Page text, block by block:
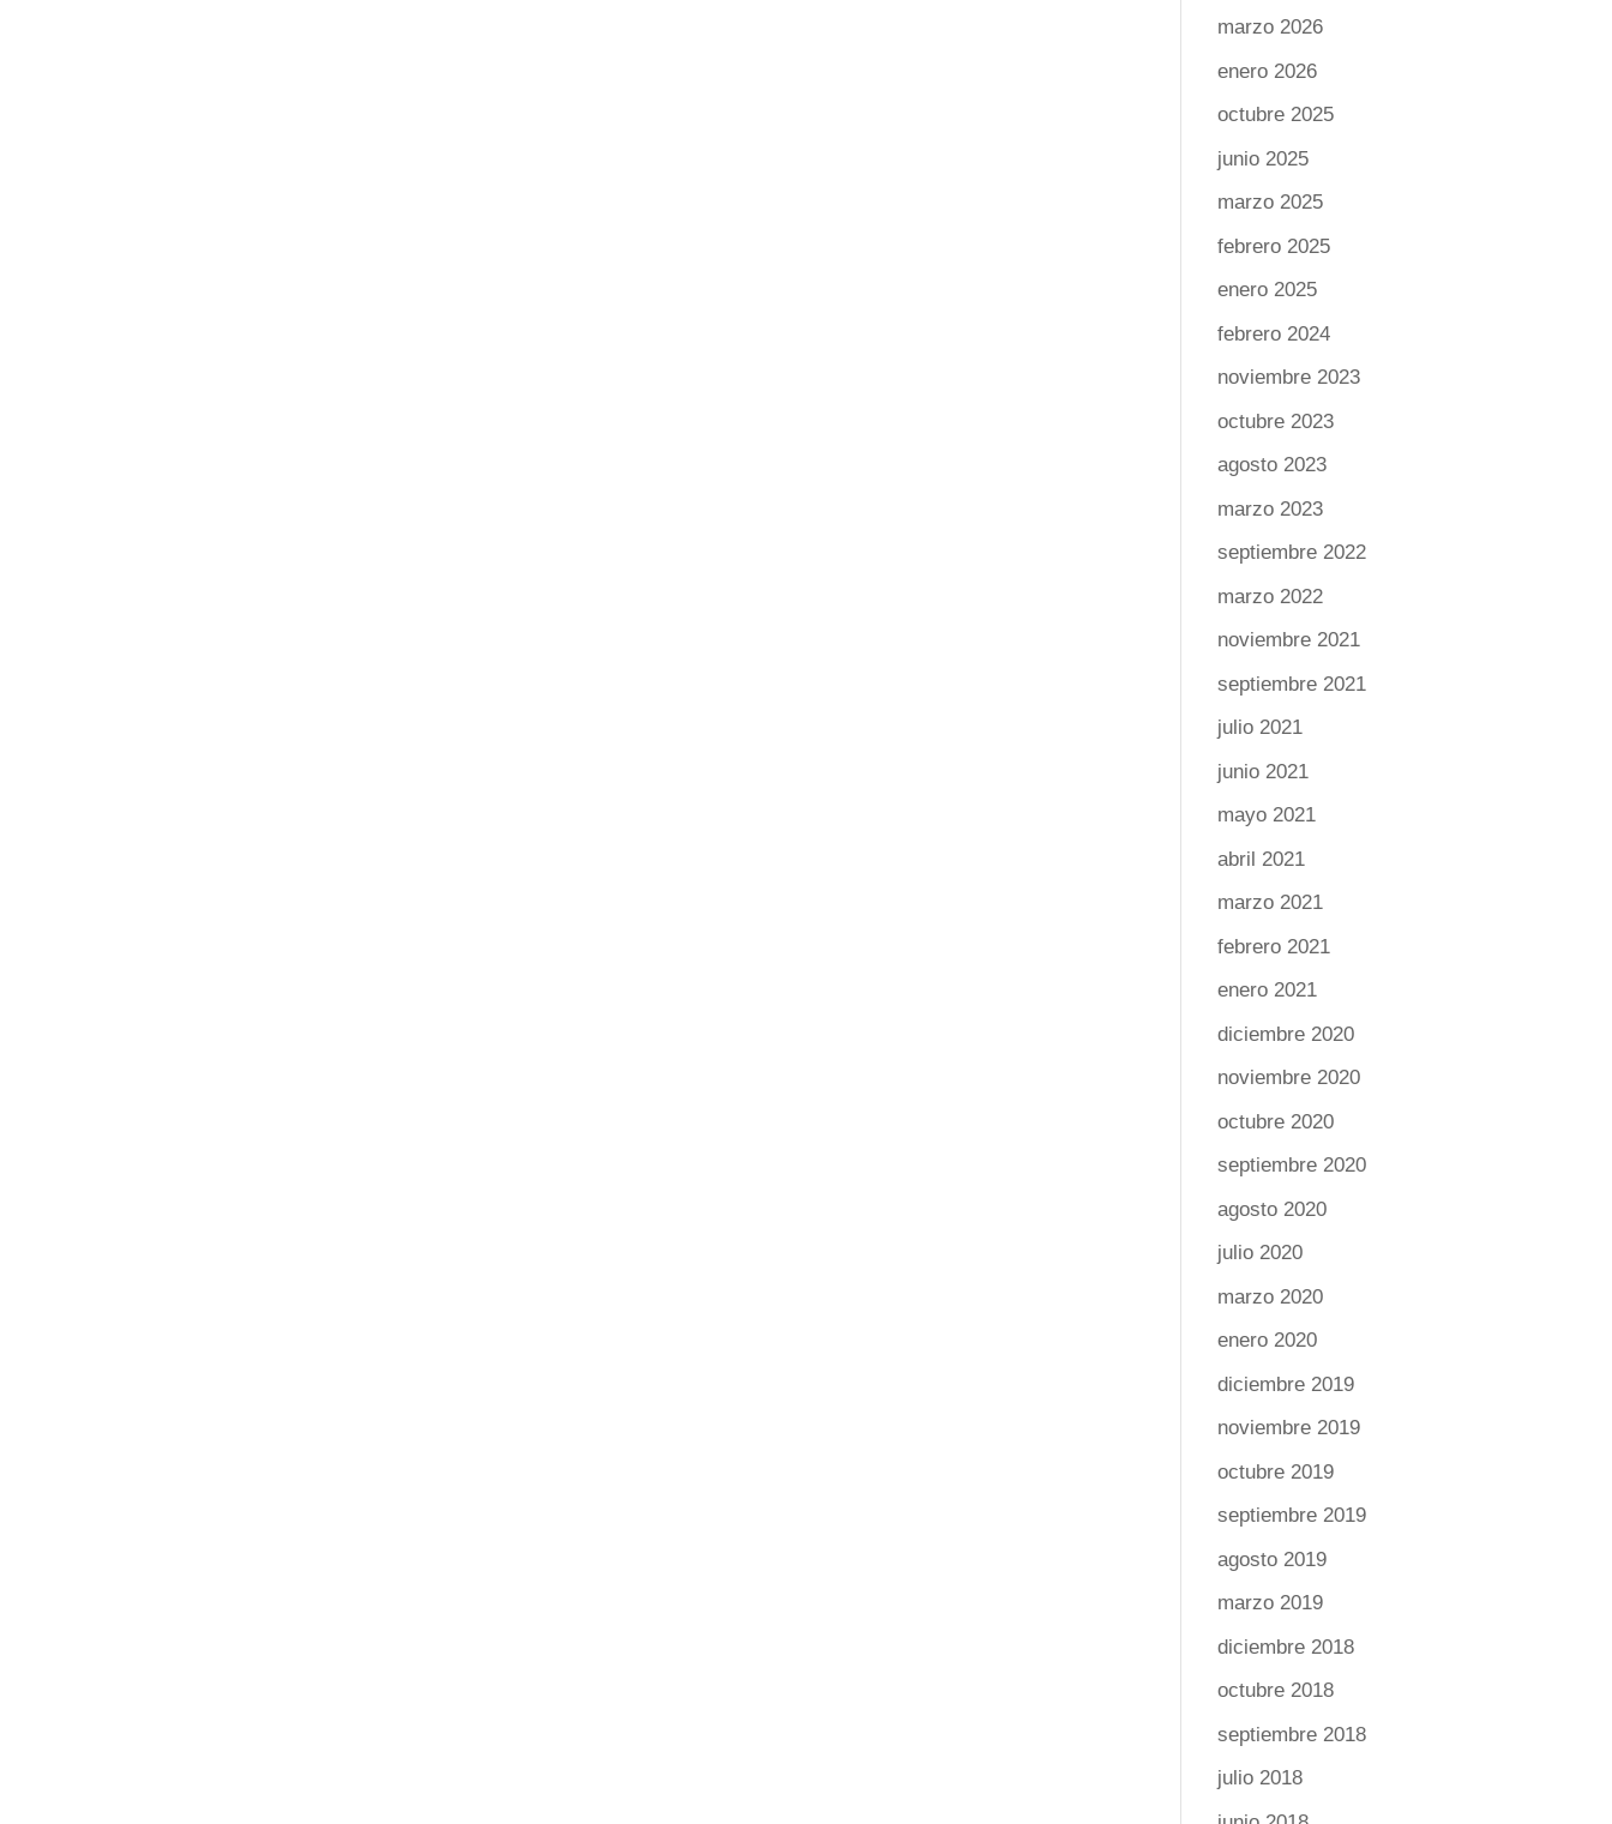
marzo 2026
enero 2026
octubre 2025
junio 2025
marzo 2025
febrero 2025
enero 2025
febrero 2024
noviembre 2023
octubre 2023
agosto 2023
marzo 2023
septiembre 2022
marzo 2022
noviembre 2021
septiembre 2021
julio 2021
junio 2021
mayo 2021
abril 2021
marzo 2021
febrero 2021
enero 2021
diciembre 2020
noviembre 2020
octubre 2020
septiembre 2020
agosto 2020
julio 2020
marzo 2020
enero 2020
diciembre 2019
noviembre 2019
octubre 2019
septiembre 2019
agosto 2019
marzo 2019
diciembre 2018
octubre 2018
septiembre 2018
julio 2018